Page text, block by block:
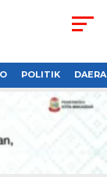
POLITIK